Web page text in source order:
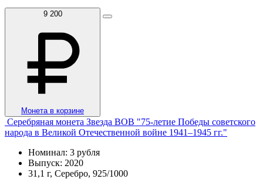
9 200
Монета в корзине
Серебряная монета Звезда ВОВ "75-летие Победы советского
народа в Великой Отечественной войне 1941–1945 гг."
Номинал: 3 рубля
Выпуск: 2020
31,1 г, Серебро, 925/1000